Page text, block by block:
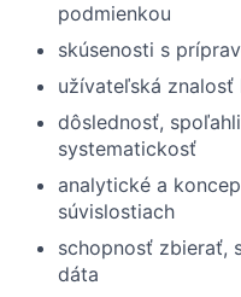
podmienkou
skúsenosti s
užívateľská znalosť
dôslednosť,
systematickosť
analytické a
súvislostiach
schopnosť zbierať,
dáta